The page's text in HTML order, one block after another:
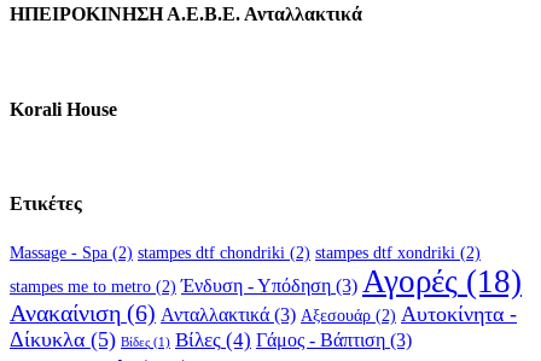
ΗΠΕΙΡΟΚΙΝΗΣΗ Α.Ε.Β.Ε. Ανταλλακτικά
Κorali Ηouse
Ετικέτες
Massage - Spa (2) stampes dtf chondriki (2) stampes dtf xondriki (2)
stampes me to metro (2) Ένδυση - Υπόδηση (3) Αγορές (18)
Ανακαίνιση (6) Ανταλλακτικά (3) Αξεσουάρ (2) Αυτοκίνητα -
Δίκυκλα (5) Βίδες (1) Βίλες (4) Γάμος - Βάπτιση (3)